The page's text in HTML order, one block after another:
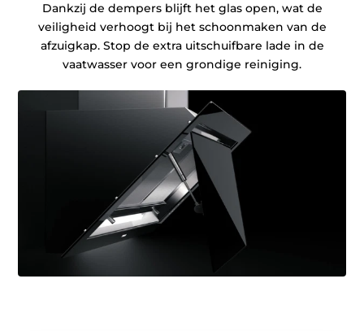
Dankzij de dempers blijft het glas open, wat de
veiligheid verhoogt bij het schoonmaken van de
afzuigkap. Stop de extra uitschuifbare lade in de
vaatwasser voor een grondige reiniging.